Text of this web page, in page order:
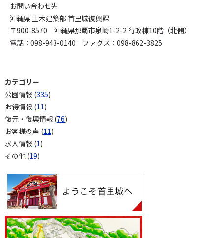
お問い合わせ先
沖縄県 土木建築部 首里城復興課
〒900-8570 沖縄県那覇市泉崎1-2-2 行政棟10階（北側）
電話：098-943-0140 ファクス：098-862-3825
カテゴリー
公園情報 (335)
お得情報 (11)
復元・復興情報 (76)
お客様の声 (11)
求人情報 (1)
その他 (19)